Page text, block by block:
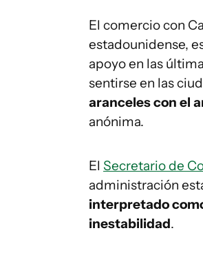
El comercio con
estadounidense,
apoyo en las
sentirse en las
aranceles con el
anónima.
El Secretario de
administración
interpretado
inestabilidad.